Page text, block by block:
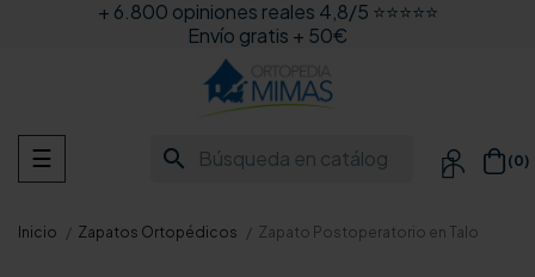
+ 6.800 opiniones reales 4,8/5 ⭐⭐⭐⭐⭐
Envío gratis + 50€
search  (0)
Navegación
de
☰
Inicio Zapatos Ortopédicos Zapato Postoperatorio en Talo